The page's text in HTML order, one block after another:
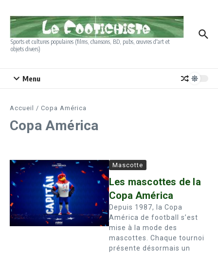
Sports et cultures populaires (films, chansons, BD, pubs, œuvres d'art et
objets divers)
Menu
Accueil / Copa América
Copa América
Mascotte
Les mascottes de la
Copa América
Depuis 1987, la Copa
América de football s’est
mise à la mode des
mascottes. Chaque tournoi
présente désormais un